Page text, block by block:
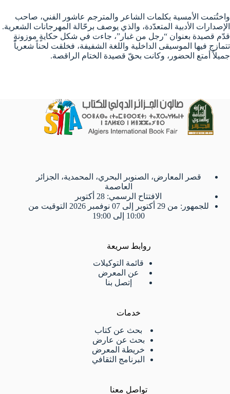
واختُتمت الأمسية بكلمات الشاعر والمترجم عاشور الفني، صاحب
الإصدارات الأدبية المتعدّدة، والذي يوصف برحّالة المهرجانات الشعرية.
قدّم قصيدة بعنوان “رجل من غبار”، جاءت في شكل حكايةٍ موزونةٍ
تتمازج فيها الموسيقى الداخلية واللغة الشفيفة، فخلقت لحناً شعرياً
جميلاً أمتع الحضور، وكانت بحقّ قصيدة الختام الراقصة.
قصر المعارض، الصنوبر البحري، المحمدية، الجزائر
العاصمة
الافتتاح الرسمي: 28 أكتوبر
للجمهور: من 29 أكتوبر إلى 07 نوفمبر 2026 التوقيت من
10:00 إلى 19:00
روابط سريعة
قائمة التوكيلات
عن المعرض
إتصل بنا
خدمات
بحث عن كتاب
بحث عن عارض
خريطة المعرض
البرنامج الثقافي
تواصل معنا